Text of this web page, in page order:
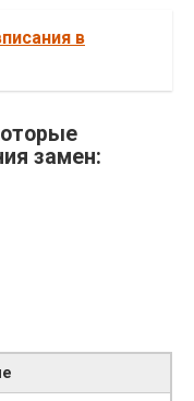
в
замен: